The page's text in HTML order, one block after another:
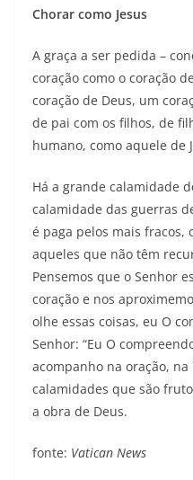
Chorar como Jesus
A graça a ser pedida –
coração como o coração
coração de Deus, um
de pai com os filhos, de
humano, como aquele de
Há a grande calamidade
calamidade das guerras
é paga pelos mais fracos,
aqueles que não têm
Pensemos que o Senhor
coração e nos
olhe essas coisas, eu O
Senhor: “Eu O
acompanho na oração,
calamidades que são
a obra de Deus.
fonte: Vatican News